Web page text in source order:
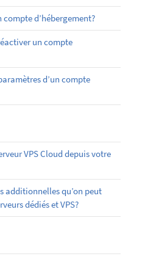
d’hébergement?
un compte
d’un compte
VPS Cloud depuis votre
additionnelles qu’on peut
dédiés et VPS?